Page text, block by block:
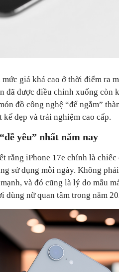
giá khá cao ở thời điểm ra
đã được điều chỉnh xuống còn
đồ công nghệ “để ngắm”
đẹp và trải nghiệm cao cấp.
yêu” nhất năm nay
rằng iPhone 17e chính là
sử dụng mỗi ngày. Không
và đó cũng là lý do mẫu
dùng nữ quan tâm trong năm